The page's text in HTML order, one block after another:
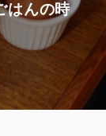
はんの時